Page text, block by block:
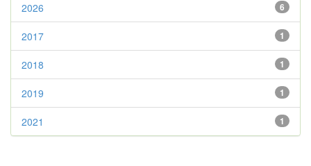
6
2026
1
2017
1
2018
1
2019
1
2021